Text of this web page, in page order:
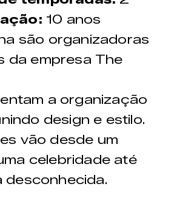
10 anos
são organizadoras
da empresa The
a organização
design e estilo.
vão desde um
celebridade até
desconhecida.